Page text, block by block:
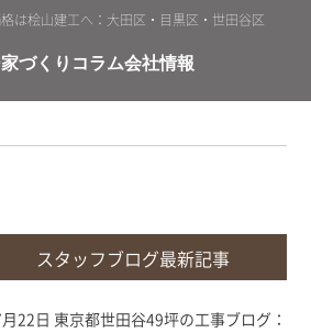
は桧山建工へ：大田区・目黒区・世田谷区
家づくりコラム会社情報
スタッフブログ最新記事
22日 東京都世田谷49坪の工事ブログ：